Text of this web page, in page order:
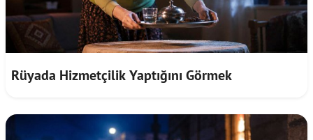
Rüyada Hizmetçilik Yaptığını Görmek